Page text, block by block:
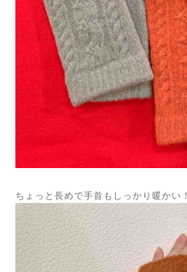
ちょっと長めで手首もしっかり暖かい！